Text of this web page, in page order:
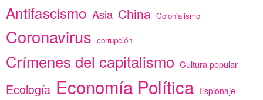
Antifascismo Asia China Colonialismo
Coronavirus corrupción
Crímenes del capitalismo Cultura popular
Ecología Economía Política Espionaje